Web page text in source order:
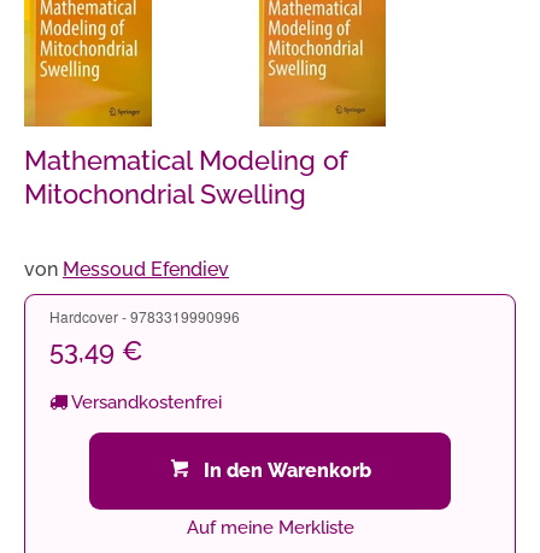
Mathematical Modeling of
Mitochondrial Swelling
von Messoud Efendiev
Hardcover - 9783319990996
53,49 €
Versandkostenfrei
In den Warenkorb
Auf meine Merkliste